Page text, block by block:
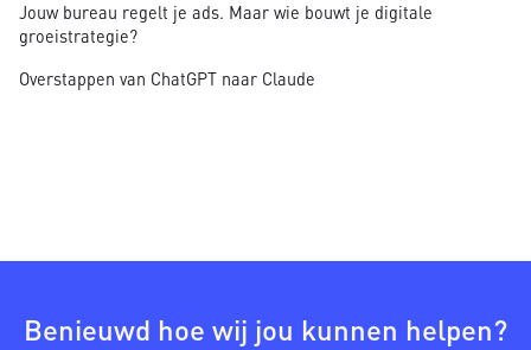
Jouw bureau regelt je ads. Maar wie bouwt je digitale
groeistrategie?
Overstappen van ChatGPT naar Claude
Benieuwd hoe wij jou kunnen helpen?